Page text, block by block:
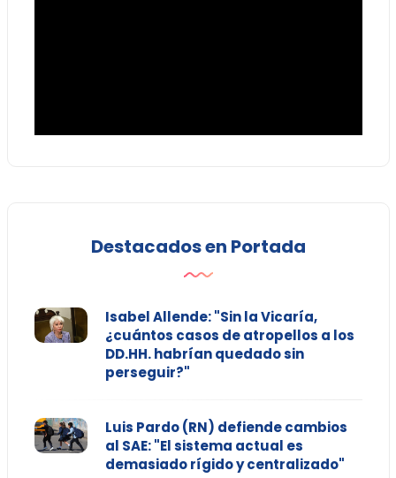
Destacados en Portada
Isabel Allende: "Sin la Vicaría,
¿cuántos casos de atropellos a los
DD.HH. habrían quedado sin
perseguir?"
Luis Pardo (RN) defiende cambios
al SAE: "El sistema actual es
demasiado rígido y centralizado"